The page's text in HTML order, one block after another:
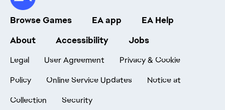
Browse Games EA app
EA Help
About
Accessibility Jobs
Legal User Agreement
Privacy & Cookie
Policy
Online Service Updates
Notice at
Collection
Security